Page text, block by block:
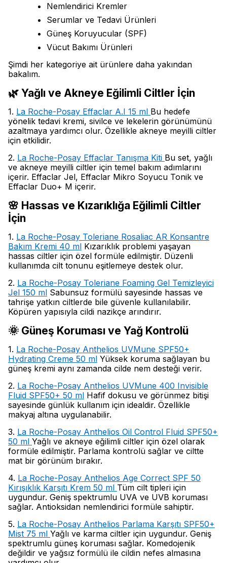
Nemlendirici Kremler
Serumlar ve Tedavi Ürünleri
Güneş Koruyucular (SPF)
Vücut Bakımı Ürünleri
Şimdi her kategoriye ait ürünlere daha yakından
bakalım.
🌿 Yağlı ve Akneye Eğilimli Ciltler İçin
1. La Roche-Posay Effaclar A.I 15 ml Bu hedefe
yönelik tedavi kremi, sivilce ve lekelerin görünümünü
azaltmaya yardımcı olur. Özellikle akneye meyilli ciltler
için etkilidir.
2. La Roche-Posay Effaclar Tanışma Kiti Bu set, yağlı
ve akneye meyilli ciltler için temel bakım adımlarını
içerir. Effaclar Jel, Effaclar Mikro Soyucu Tonik ve
Effaclar Duo+ M içerir.
🌸 Hassas ve Kızarıklığa Eğilimli Ciltler
İçin
1. La Roche-Posay Toleriane Rosaliac AR Konsantre
Bakım Kremi 40 ml Kızarıklık problemi yaşayan
hassas ciltler için özel formüle edilmiştir. Düzenli
kullanımda cilt tonunu eşitlemeye destek olur.
2. La Roche-Posay Toleriane Foaming Gel Temizleyici
Jel 150 ml Sabunsuz formülü sayesinde hassas ve
tahrişe yatkın ciltlerde bile güvenle kullanılabilir.
Köpüren yapısıyla cildi nazikçe arındırır.
🌞 Güneş Koruması ve Yağ Kontrolü
1. La Roche-Posay Anthelios UVMune SPF50+
Hydrating Creme 50 ml Yüksek koruma sağlayan bu
güneş kremi aynı zamanda cilde nem desteği verir.
2. La Roche-Posay Anthelios UVMune 400 Invisible
Fluid SPF50+ 50 ml Hafif dokusu ve görünmez bitişi
sayesinde günlük kullanım için idealdir. Özellikle
makyaj altına uygulanabilir.
3. La Roche-Posay Anthelios Oil Control Fluid SPF50+
50 ml Yağlı ve akneye eğilimli ciltler için özel olarak
formüle edilmiştir. Parlama kontrolü sağlar ve ciltte
mat bir görünüm bırakır.
4. La Roche-Posay Anthelios Age Correct SPF 50
Kırışıklık Karşıtı Krem 50 ml Tüm cilt tipleri için
uygundur. Geniş spektrumlu UVA ve UVB koruması
sağlar. Antioksidan nemlendirici formüle sahiptir.
5. La Roche-Posay Anthelios Parlama Karşıtı SPF50+
Mist 75 ml Yağlı ve karma ciltler için uygundur. Geniş
spektrumlu güneş koruması sağlar. Komedojenik
değildir ve yağsız formülü ile cildin nefes almasına